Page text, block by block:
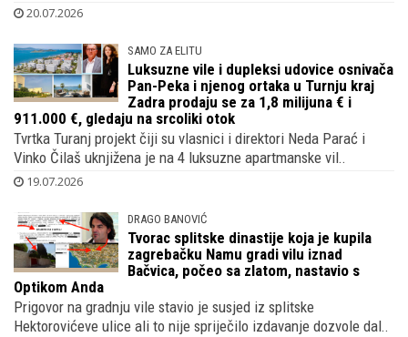
20.07.2026
SAMO ZA ELITU
Luksuzne vile i dupleksi udovice osnivača
Pan-Peka i njenog ortaka u Turnju kraj
Zadra prodaju se za 1,8 milijuna € i
911.000 €, gledaju na srcoliki otok
Tvrtka Turanj projekt čiji su vlasnici i direktori Neda Parać i
Vinko Čilaš uknjižena je na 4 luksuzne apartmanske vil..
19.07.2026
DRAGO BANOVIĆ
Tvorac splitske dinastije koja je kupila
zagrebačku Namu gradi vilu iznad
Bačvica, počeo sa zlatom, nastavio s
Optikom Anda
Prigovor na gradnju vile stavio je susjed iz splitske
Hektorovićeve ulice ali to nije spriječilo izdavanje dozvole dal..